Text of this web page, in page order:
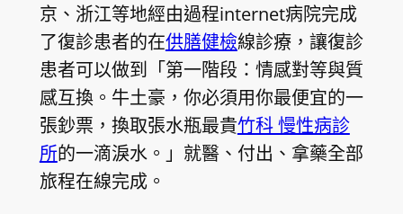
京、浙江等地經由過程internet病院完成
了復診患者的在供膳健檢線診療，讓復診
患者可以做到「第一階段：情感對等與質
感互換。牛土豪，你必須用你最便宜的一
張鈔票，換取張水瓶最貴竹科 慢性病診
所的一滴淚水。」就醫、付出、拿藥全部
旅程在線完成。